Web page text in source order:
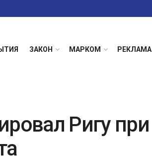
ЗАКОН МАРКОМ РЕКЛАМА
Ригу при